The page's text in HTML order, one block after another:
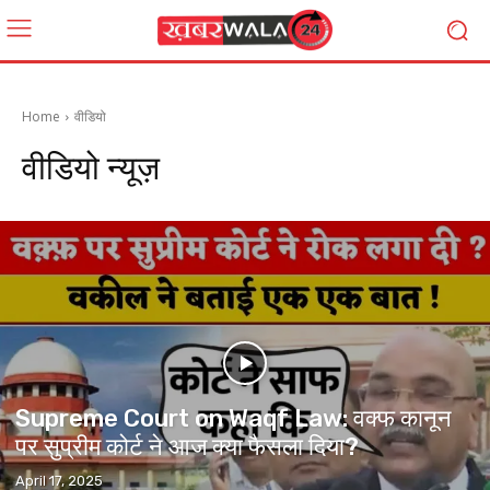
Home वीडियो
वीडियोन्यूज़
Supreme Court on Waqf Law: वक्फ कानून
पर सुप्रीम कोर्ट ने आज क्या फैसला दिया?
April 17, 2025